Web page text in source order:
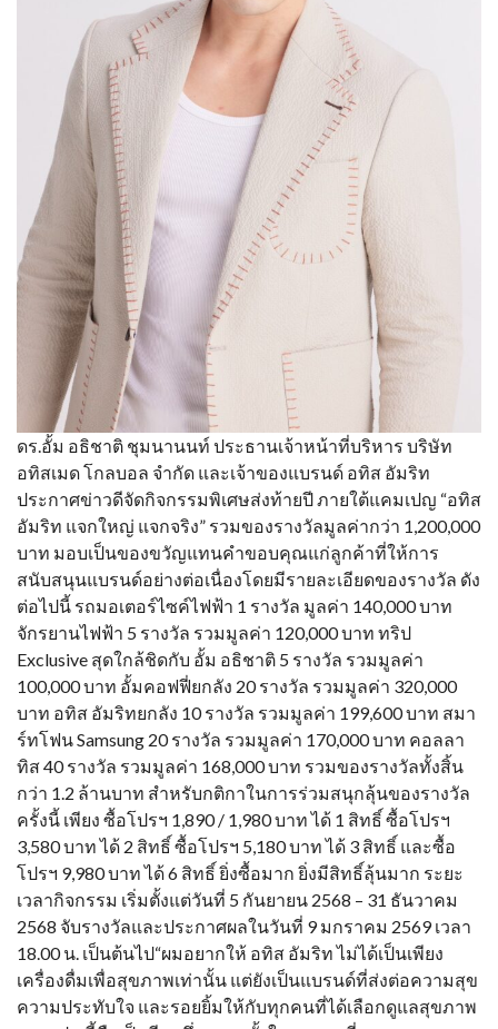
ดร.อั้ม อธิชาติ ชุมนานนท์ ประธานเจ้าหน้าที่บริหาร บริษัท
อทิสเมด โกลบอล จำกัด และเจ้าของแบรนด์ อทิส อัมริท
ประกาศข่าวดีจัดกิจกรรมพิเศษส่งท้ายปี ภายใต้แคมเปญ “อทิส
อัมริท แจกใหญ่ แจกจริง” รวมของรางวัลมูลค่ากว่า 1,200,000
บาท มอบเป็นของขวัญแทนคำขอบคุณแก่ลูกค้าที่ให้การ
สนับสนุนแบรนด์อย่างต่อเนื่องโดยมีรายละเอียดของรางวัล ดัง
ต่อไปนี้ รถมอเตอร์ไซค์ไฟฟ้า 1 รางวัล มูลค่า 140,000 บาท
จักรยานไฟฟ้า 5 รางวัล รวมมูลค่า 120,000 บาท ทริป
Exclusive สุดใกล้ชิดกับ อั้ม อธิชาติ 5 รางวัล รวมมูลค่า
100,000 บาท อั้มคอฟฟี่ยกลัง 20 รางวัล รวมมูลค่า 320,000
บาท อทิส อัมริทยกลัง 10 รางวัล รวมมูลค่า 199,600 บาท สมา
ร์ทโฟน Samsung 20 รางวัล รวมมูลค่า 170,000 บาท คอลลา
ทิส 40 รางวัล รวมมูลค่า 168,000 บาท รวมของรางวัลทั้งสิ้น
กว่า 1.2 ล้านบาท สำหรับกติกาในการร่วมสนุกลุ้นของรางวัล
ครั้งนี้ เพียง ซื้อโปรฯ 1,890 / 1,980 บาท ได้ 1 สิทธิ์ ซื้อโปรฯ
3,580 บาท ได้ 2 สิทธิ์ ซื้อโปรฯ 5,180 บาท ได้ 3 สิทธิ์ และซื้อ
โปรฯ 9,980 บาท ได้ 6 สิทธิ์ ยิ่งซื้อมาก ยิ่งมีสิทธิ์ลุ้นมาก ระยะ
เวลากิจกรรม เริ่มตั้งแต่วันที่ 5 กันยายน 2568 – 31 ธันวาคม
2568 จับรางวัลและประกาศผลในวันที่ 9 มกราคม 2569 เวลา
18.00 น. เป็นต้นไป“ผมอยากให้ อทิส อัมริท ไม่ได้เป็นเพียง
เครื่องดื่มเพื่อสุขภาพเท่านั้น แต่ยังเป็นแบรนด์ที่ส่งต่อความสุข
ความประทับใจ และรอยยิ้มให้กับทุกคนที่ได้เลือกดูแลสุขภาพ